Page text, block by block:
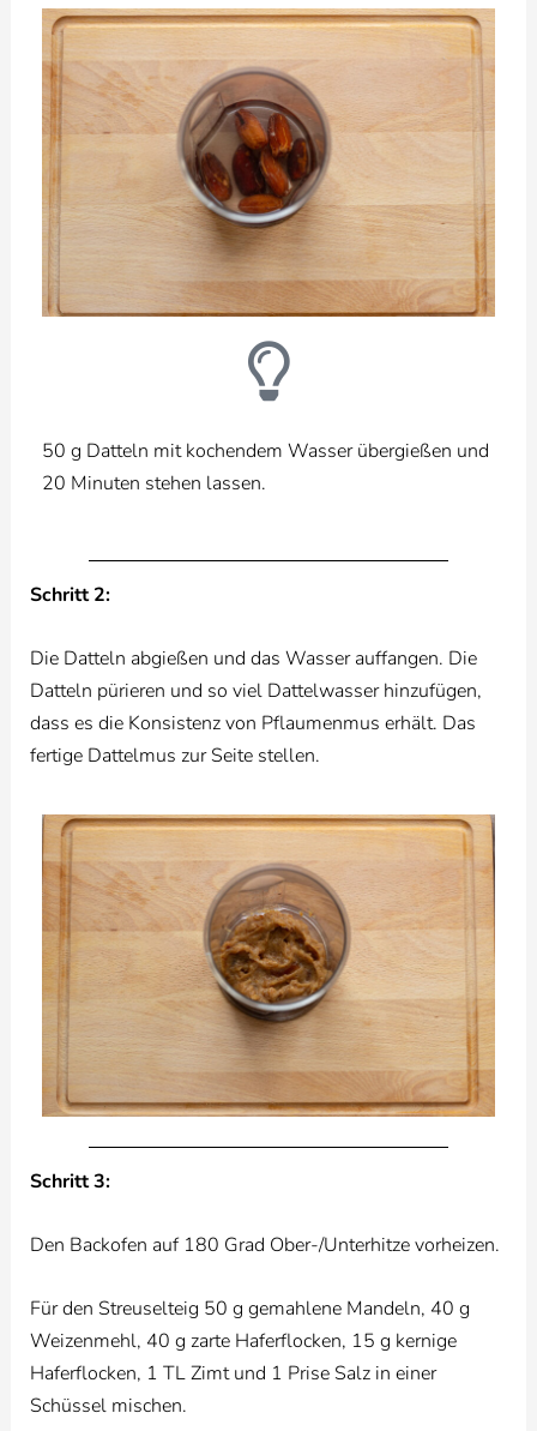
50 g Datteln mit kochendem Wasser übergießen und
20 Minuten stehen lassen.
Schritt 2:
Die Datteln abgießen und das Wasser auffangen. Die
Datteln pürieren und so viel Dattelwasser hinzufügen,
dass es die Konsistenz von Pflaumenmus erhält. Das
fertige Dattelmus zur Seite stellen.
Schritt 3:
Den Backofen auf 180 Grad Ober-/Unterhitze vorheizen.
Für den Streuselteig 50 g gemahlene Mandeln, 40 g
Weizenmehl, 40 g zarte Haferflocken, 15 g kernige
Haferflocken, 1 TL Zimt und 1 Prise Salz in einer
Schüssel mischen.